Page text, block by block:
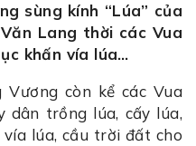
sùng kính “Lúa” của
Lang thời các Vua
khấn vía lúa…
còn kể các Vua
dân trồng lúa, cấy lúa,
lúa, cầu trời đất cho